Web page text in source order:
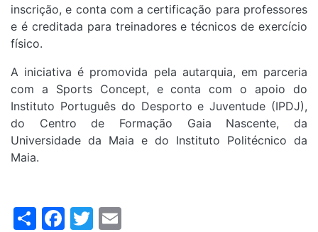
inscrição, e conta com a certificação para professores
e é creditada para treinadores e técnicos de exercício
físico.
A iniciativa é promovida pela autarquia, em parceria
com a Sports Concept, e conta com o apoio do
Instituto Português do Desporto e Juventude (IPDJ),
do Centro de Formação Gaia Nascente, da
Universidade da Maia e do Instituto Politécnico da
Maia.
ShareFacebook
Twitter